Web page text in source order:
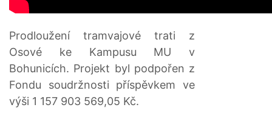
Prodloužení tramvajové trati z
Osové ke Kampusu MU v
Bohunicích. Projekt byl podpořen z
Fondu soudržnosti příspěvkem ve
výši 1 157 903 569,05 Kč.